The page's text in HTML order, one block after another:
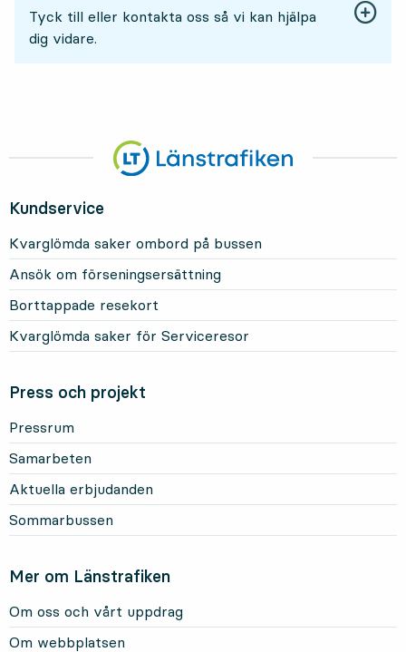
Tyck till eller kontakta oss så vi kan hjälpa
dig vidare.
Kundservice
Kvarglömda saker ombord på bussen
Ansök om förseningsersättning
Borttappade resekort
Kvarglömda saker för Serviceresor
Press och projekt
Pressrum
Samarbeten
Aktuella erbjudanden
Sommarbussen
Mer om Länstrafiken
Om oss och vårt uppdrag
Om webbplatsen